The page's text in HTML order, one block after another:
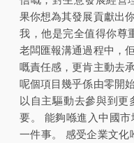
果你想為其發展貢獻出
我，他是完全值得你尊
老闆匯報溝通過程中，
嘅責任感，更肯主動去
呢個項目幾乎係由零開
以自主驅動去參與到
要。 能夠喺進入中國
一件事。 感受企業文